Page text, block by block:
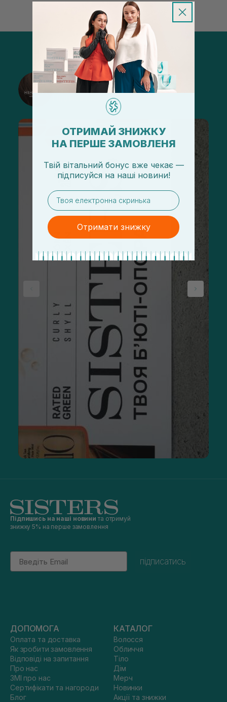
@sisters_stelmakh в Instagram
Підпишись на наші новини та отримуй
знижку 5% на перше замовлення
Email
підписатись
ДОПОМОГА
Оплата та доставка
Як зробити замовлення
Відповіді на запитання
Про нас
ЗМІ про нас
Сертифікати та нагороди
Блог
КАТАЛОГ
Волосся
Обличчя
Тіло
Дім
Мерч
Новинки
Акції та знижки
ОТРИМАЙ ЗНИЖКУ
НА ПЕРШЕ ЗАМОВЛЕНЯ
Твій вітальний бонус вже чекає —
підписуйся на наші новини!
email
Отримати знижку